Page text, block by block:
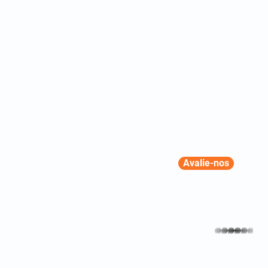
Avalie-nos
whatsapp